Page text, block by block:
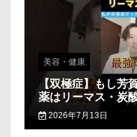
美容・健康
【双極症】もし芳
薬はリーマス・炭
2026年7月13日